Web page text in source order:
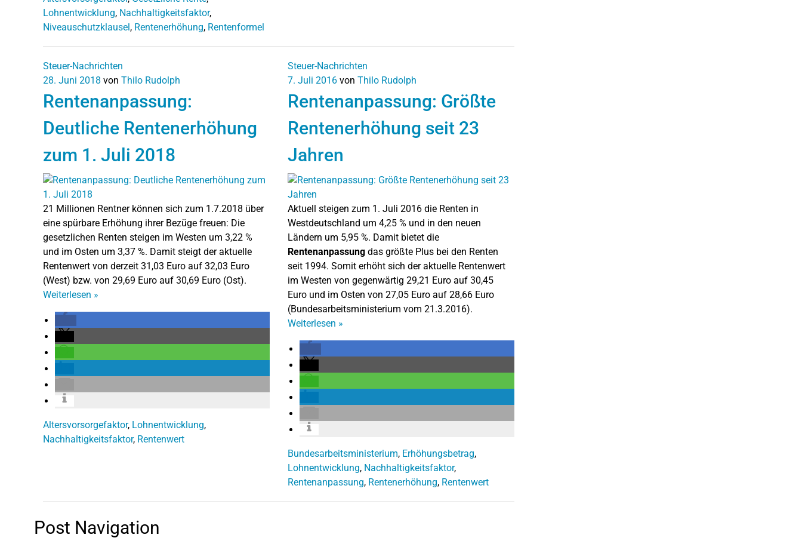
Lohnentwicklung, Nachhaltigkeitsfaktor,
Niveauschutzklausel, Rentenerhöhung, Rentenformel
Steuer-Nachrichten
28. Juni 2018 von Thilo Rudolph
Rentenanpassung:
Deutliche Rentenerhöhung
zum 1. Juli 2018
21 Millionen Rentner können sich zum 1.7.2018 über
eine spürbare Erhöhung ihrer Bezüge freuen: Die
gesetzlichen Renten steigen im Westen um 3,22 %
und im Osten um 3,37 %. Damit steigt der aktuelle
Rentenwert von derzeit 31,03 Euro auf 32,03 Euro
(West) bzw. von 29,69 Euro auf 30,69 Euro (Ost).
Weiterlesen »
Altersvorsorgefaktor, Lohnentwicklung,
Nachhaltigkeitsfaktor, Rentenwert
Steuer-Nachrichten
7. Juli 2016 von Thilo Rudolph
Rentenanpassung: Größte
Rentenerhöhung seit 23
Jahren
Aktuell steigen zum 1. Juli 2016 die Renten in
Westdeutschland um 4,25 % und in den neuen
Ländern um 5,95 %. Damit bietet die
Rentenanpassung das größte Plus bei den Renten
seit 1994. Somit erhöht sich der aktuelle Rentenwert
im Westen von gegenwärtig 29,21 Euro auf 30,45
Euro und im Osten von 27,05 Euro auf 28,66 Euro
(Bundesarbeitsministerium vom 21.3.2016).
Weiterlesen »
Bundesarbeitsministerium, Erhöhungsbetrag,
Lohnentwicklung, Nachhaltigkeitsfaktor,
Rentenanpassung, Rentenerhöhung, Rentenwert
Post Navigation